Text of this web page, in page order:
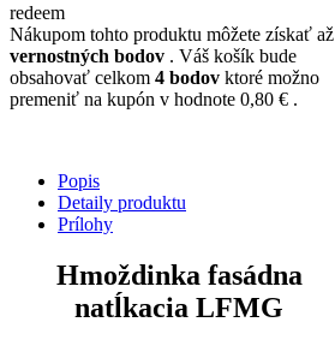
redeem
Nákupom tohto produktu môžete získať až
vernostných bodov . Váš košík bude
obsahovať celkom 4 bodov ktoré možno
premeniť na kupón v hodnote 0,80 € .
Popis
Detaily produktu
Prílohy
Hmoždinka fasádna
natĺkacia LFMG